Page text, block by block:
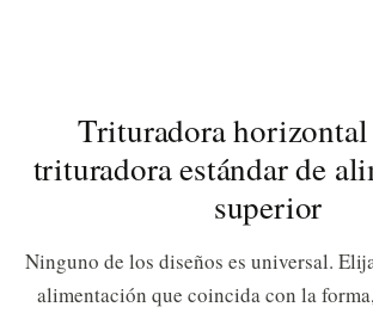
Trituradora horizontal
trituradora estándar de
superior
Ninguno de los diseños es universal.
alimentación que coincida con la